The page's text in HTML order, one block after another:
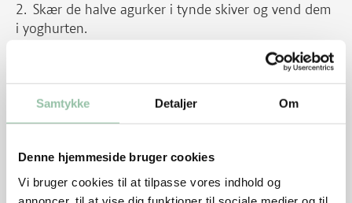
Samtykke Detaljer Om
Denne hjemmeside bruger cookies
Vi bruger cookies til at tilpasse vores indhold og
Skær de halve agurker i tynde skiver og vend dem
i yoghurten.
Sauté-skiver
Dup kødet tørt med køkkenrulle og krydr med
salt, peber og karry.